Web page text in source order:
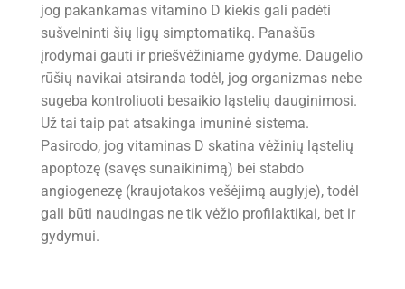
jog pakankamas vitamino D kiekis gali padėti
sušvelninti šių ligų simptomatiką. Panašūs
įrodymai gauti ir priešvėžiniame gydyme. Daugelio
rūšių navikai atsiranda todėl, jog organizmas nebe
sugeba kontroliuoti besaikio ląstelių dauginimosi.
Už tai taip pat atsakinga imuninė sistema.
Pasirodo, jog vitaminas D skatina vėžinių ląstelių
apoptozę (savęs sunaikinimą) bei stabdo
angiogenezę (kraujotakos vešėjimą auglyje), todėl
gali būti naudingas ne tik vėžio profilaktikai, bet ir
gydymui.